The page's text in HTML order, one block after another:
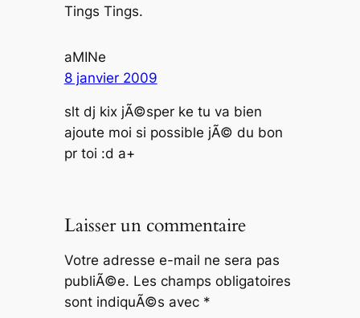
Tings Tings.
aMINe
8 janvier 2009
slt dj kix jÃ©sper ke tu va bien
ajoute moi si possible jÃ© du bon
pr toi :d a+
Laisser un commentaire
Votre adresse e-mail ne sera pas
publiÃ©e. Les champs obligatoires
sont indiquÃ©s avec *